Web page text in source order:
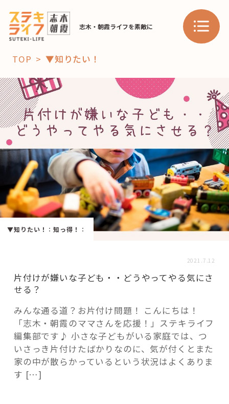
志木・朝霞ライフを素敵に
「コト」
子育て
暮らし
おすすめ
スポット
「場」
HAREL HAREL
活用事例
「モノ」
fleXe リノベ事例
「ひと」
TOP ▼知りたい！
▼知りたい！ ：知っ得！ ：
2021.7.12
片付けが嫌いな子ども・・どうやってやる気にさ
せる？
みんな通る道？お片付け問題！ こんにちは！
「志木・朝霞のママさんを応援！」ステキライフ
編集部です♪ 小さな子どもがいる家庭では、つ
いさっき片付けたばかりなのに、気が付くとまた
家の中が散らかっているという状況はよくありま
す […]